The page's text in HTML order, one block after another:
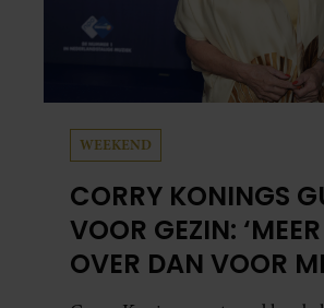
WEEKEND
CORRY KONINGS
VOOR GEZIN:
OVER DAN VOOR